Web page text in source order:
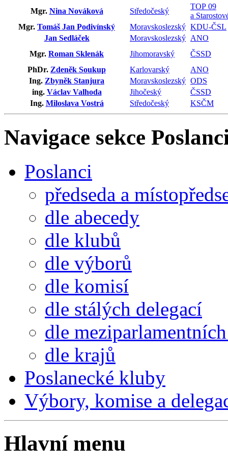
Mgr. Nina Nováková Středočeský
TOP 09
a
Mgr. Tomáš Jan Podivínský Moravskoslezský KDU-ČSL
Jan Sedláček
Moravskoslezský ANO
Mgr. Roman Sklenák Jihomoravský
ČSSD
PhDr. Zdeněk Soukup Karlovarský
ANO
Ing. Zbyněk Stanjura Moravskoslezský ODS
ing. Václav Valhoda Jihočeský
ČSSD
Ing. Miloslava Vostrá Středočeský KSČM
Navigace sekce
Poslanci
předseda a
dle abecedy
dle klubů
dle výborů
dle komisí
dle stálých delegací
dle
dle krajů
Poslanecké kluby
Výbory, komise a
Hlavní menu